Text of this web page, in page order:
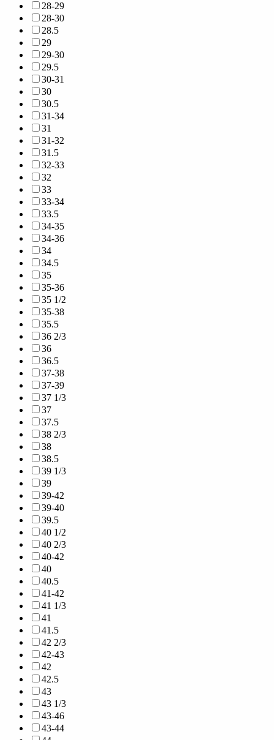
28-29
28-30
28.5
29
29-30
29.5
30-31
30
30.5
31-34
31
31-32
31.5
32-33
32
33
33-34
33.5
34-35
34-36
34
34.5
35
35-36
35 1/2
35-38
35.5
36 2/3
36
36.5
37-38
37-39
37 1/3
37
37.5
38 2/3
38
38.5
39 1/3
39
39-42
39-40
39.5
40 1/2
40 2/3
40-42
40
40.5
41-42
41 1/3
41
41.5
42 2/3
42-43
42
42.5
43
43 1/3
43-46
43-44